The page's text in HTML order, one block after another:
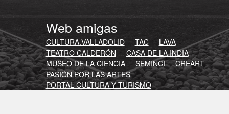
Web amigas
CULTURA.VALLADOLID TAC
LAVA
TEATRO CALDERÓN
CASA DE LA INDIA
MUSEO DE LA CIENCIA
SEMINCI
CREART
PASIÓN POR LAS ARTES
PORTAL CULTURA Y TURISMO